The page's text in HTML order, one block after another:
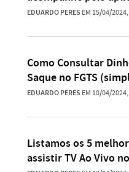
EDUARDO PERES EM 15/04/
Como Consultar
Saque no FGTS
EDUARDO PERES EM 10/04/
Listamos os 5
assistir TV Ao Vivo